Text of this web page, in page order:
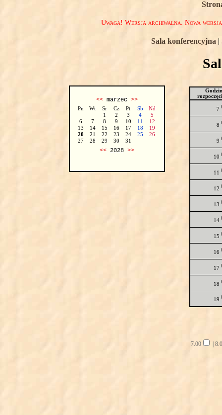
Uwaga! Wersja archiwalna. Nowa
Sala konferencyjna |
<<marzec >>
Pn Wt Sr Cz Pt Sb
Nd
1
2 3 4
5
6
7 8 9 10 11
12
13
14 15 16 17 18
19
20
21 22 23 24 25
26
27
28 29 30 31
<<2028 >>
7
8
9
10
11
12
13
14
15
16
17
18
19
7.00